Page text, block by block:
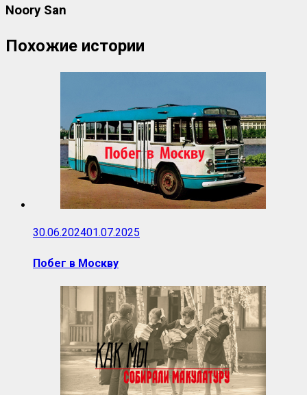
Noory San
Похожие истории
30.06.202401.07.2025
Побег в Москву